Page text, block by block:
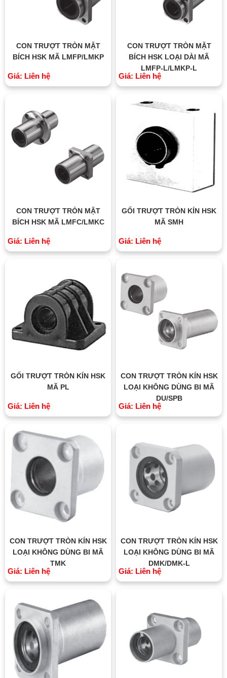
CON TRƯỢT TRÒN MẶT
BÍCH HSK MÃ LMFP/LMKP
Giá: Liên hệ
CON TRƯỢT TRÒN MẶT
BÍCH HSK LOẠI DÀI MÃ
LMFP-L/LMKP-L
Giá: Liên hệ
CON TRƯỢT TRÒN MẶT
BÍCH HSK MÃ LMFC/LMKC
Giá: Liên hệ
GỐI TRƯỢT TRÒN KÍN HSK
MÃ SMH
Giá: Liên hệ
GỐI TRƯỢT TRÒN KÍN HSK
MÃ PL
Giá: Liên hệ
CON TRƯỢT TRÒN KÍN HSK
LOẠI KHÔNG DÙNG BI MÃ
DU/SPB
Giá: Liên hệ
CON TRƯỢT TRÒN KÍN HSK
LOẠI KHÔNG DÙNG BI MÃ
TMK
Giá: Liên hệ
CON TRƯỢT TRÒN KÍN HSK
LOẠI KHÔNG DÙNG BI MÃ
DMK/DMK-L
Giá: Liên hệ